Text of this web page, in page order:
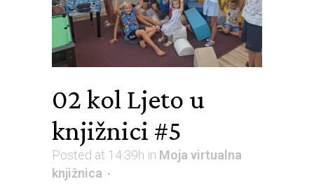
02 kol Ljeto u
knjižnici #5
Posted at 14:39h in Moja virtualna
knjižnica